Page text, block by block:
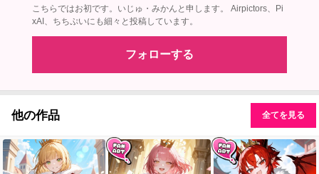
こちらではお初です。いじゅ・みかんと申します。 Airpictors、Pi
xAI、ちちぷいにも細々と投稿しています。
フォローする
他の作品 全てを見る